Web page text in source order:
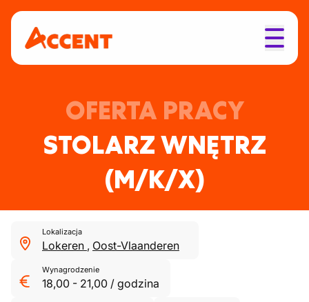
OFERTA PRACY
STOLARZ WNĘTRZ
(M/K/X)
Lokalizacja
Lokeren , Oost-Vlaanderen
Wynagrodzenie
18,00 - 21,00 / godzina